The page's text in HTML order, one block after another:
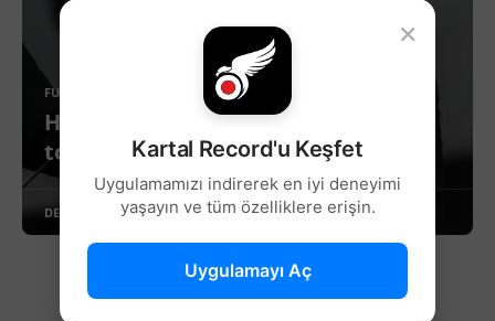
FUTBOL
Hasan Arat, Divan Kurulu
toplantısında esti gürledi!
DEVAMINI OKU
×
Kartal Record'u Keşfet
Uygulamamızı indirerek en iyi deneyimi
yaşayın ve tüm özelliklere erişin.
Uygulamayı Aç